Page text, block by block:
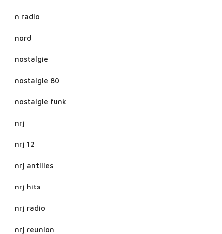
n radio
nord
nostalgie
nostalgie 80
nostalgie funk
nrj
nrj 12
nrj antilles
nrj hits
nrj radio
nrj reunion